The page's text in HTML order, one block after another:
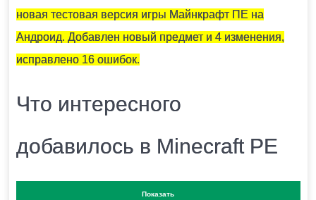
новая тестовая версия игры Майнкрафт ПЕ на
Андроид. Добавлен новый предмет и 4 изменения,
исправлено 16 ошибок.
Что интересного
добавилось в Minecraft PE
1.21.30.23?
Показать
ЧЕМ ОТКАПЫВАТЬ ПОДОЗРИТЕЛЬНЫЙ ПЕСОК?
Нет.